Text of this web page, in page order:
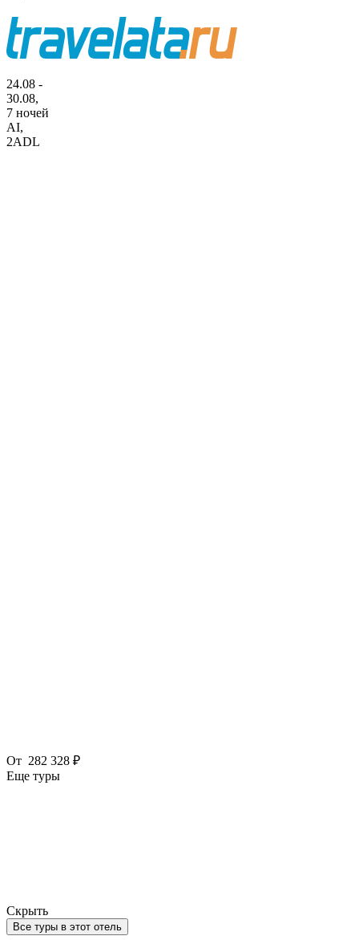
24.08 -
30.08,
7 ночей
AI,
2ADL
От 282 328 ₽
Еще туры
Скрыть
Все туры в этот отель